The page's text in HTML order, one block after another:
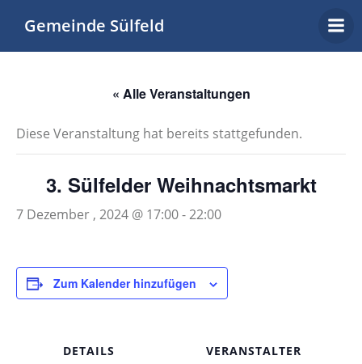
springen
Gemeinde Sülfeld
« Alle Veranstaltungen
Diese Veranstaltung hat bereits stattgefunden.
3. Sülfelder Weihnachtsmarkt
7 Dezember , 2024 @ 17:00-22:00
Zum Kalender hinzufügen
DETAILS
VERANSTALTER